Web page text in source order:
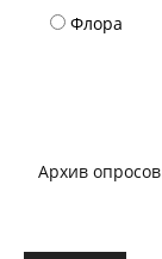
Флора
Архив опросов